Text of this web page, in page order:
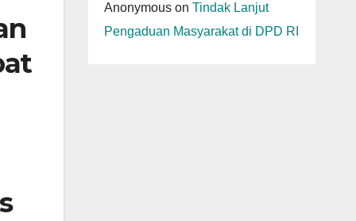
Anonymouson Tindak Lanjut
Pengaduan Masyarakat di DPD RI